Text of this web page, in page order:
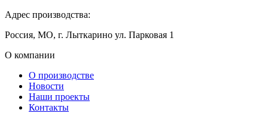
Адрес производства:
Россия, МО, г. Лыткарино ул. Парковая 1
О компании
О производстве
Новости
Наши проекты
Контакты